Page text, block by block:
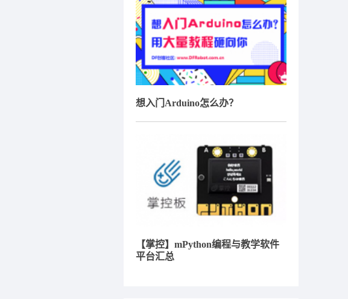
想入门Arduino怎么办？
【掌控】mPython编程与教学软件
平台汇总